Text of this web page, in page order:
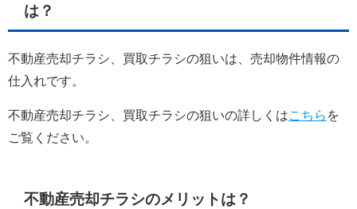
は？
不動産売却チラシ、買取チラシの狙いは、売却物件情報の
仕入れです。
不動産売却チラシ、買取チラシの狙いの詳しくはこちら を
ご覧ください。
不動産売却チラシのメリットは？